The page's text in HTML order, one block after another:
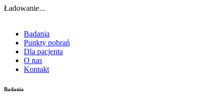
Ładowanie...
Badania
Punkty pobrań
Dla pacjenta
O nas
Kontakt
Badania